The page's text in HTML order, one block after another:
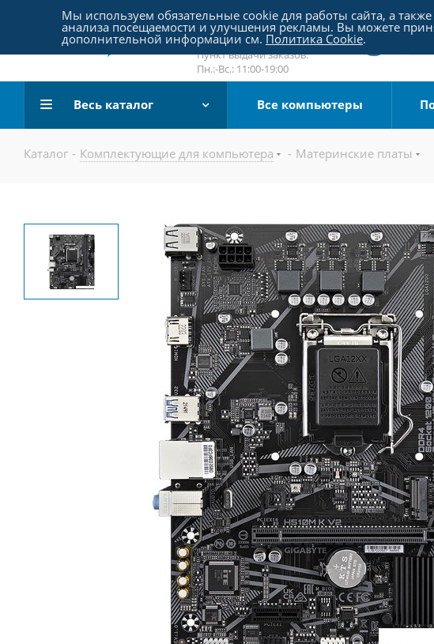
Пятницкое шоссе 18, пав. 267
email:sale@pc-arena.ru
Пн.:-Вс.: 10:00-20:00
Пункт выдачи заказов:
Пн.:-Вс.: 11:00-19:00
Весь каталог Все компьютеры
Каталог - Комплектующие для компьютера - Материнские платы
Мы используем обязательные cookie для работы сайта, а
анализа посещаемости и улучшения рекламы. Вы можете
дополнительной информации см. Политика Cookie.